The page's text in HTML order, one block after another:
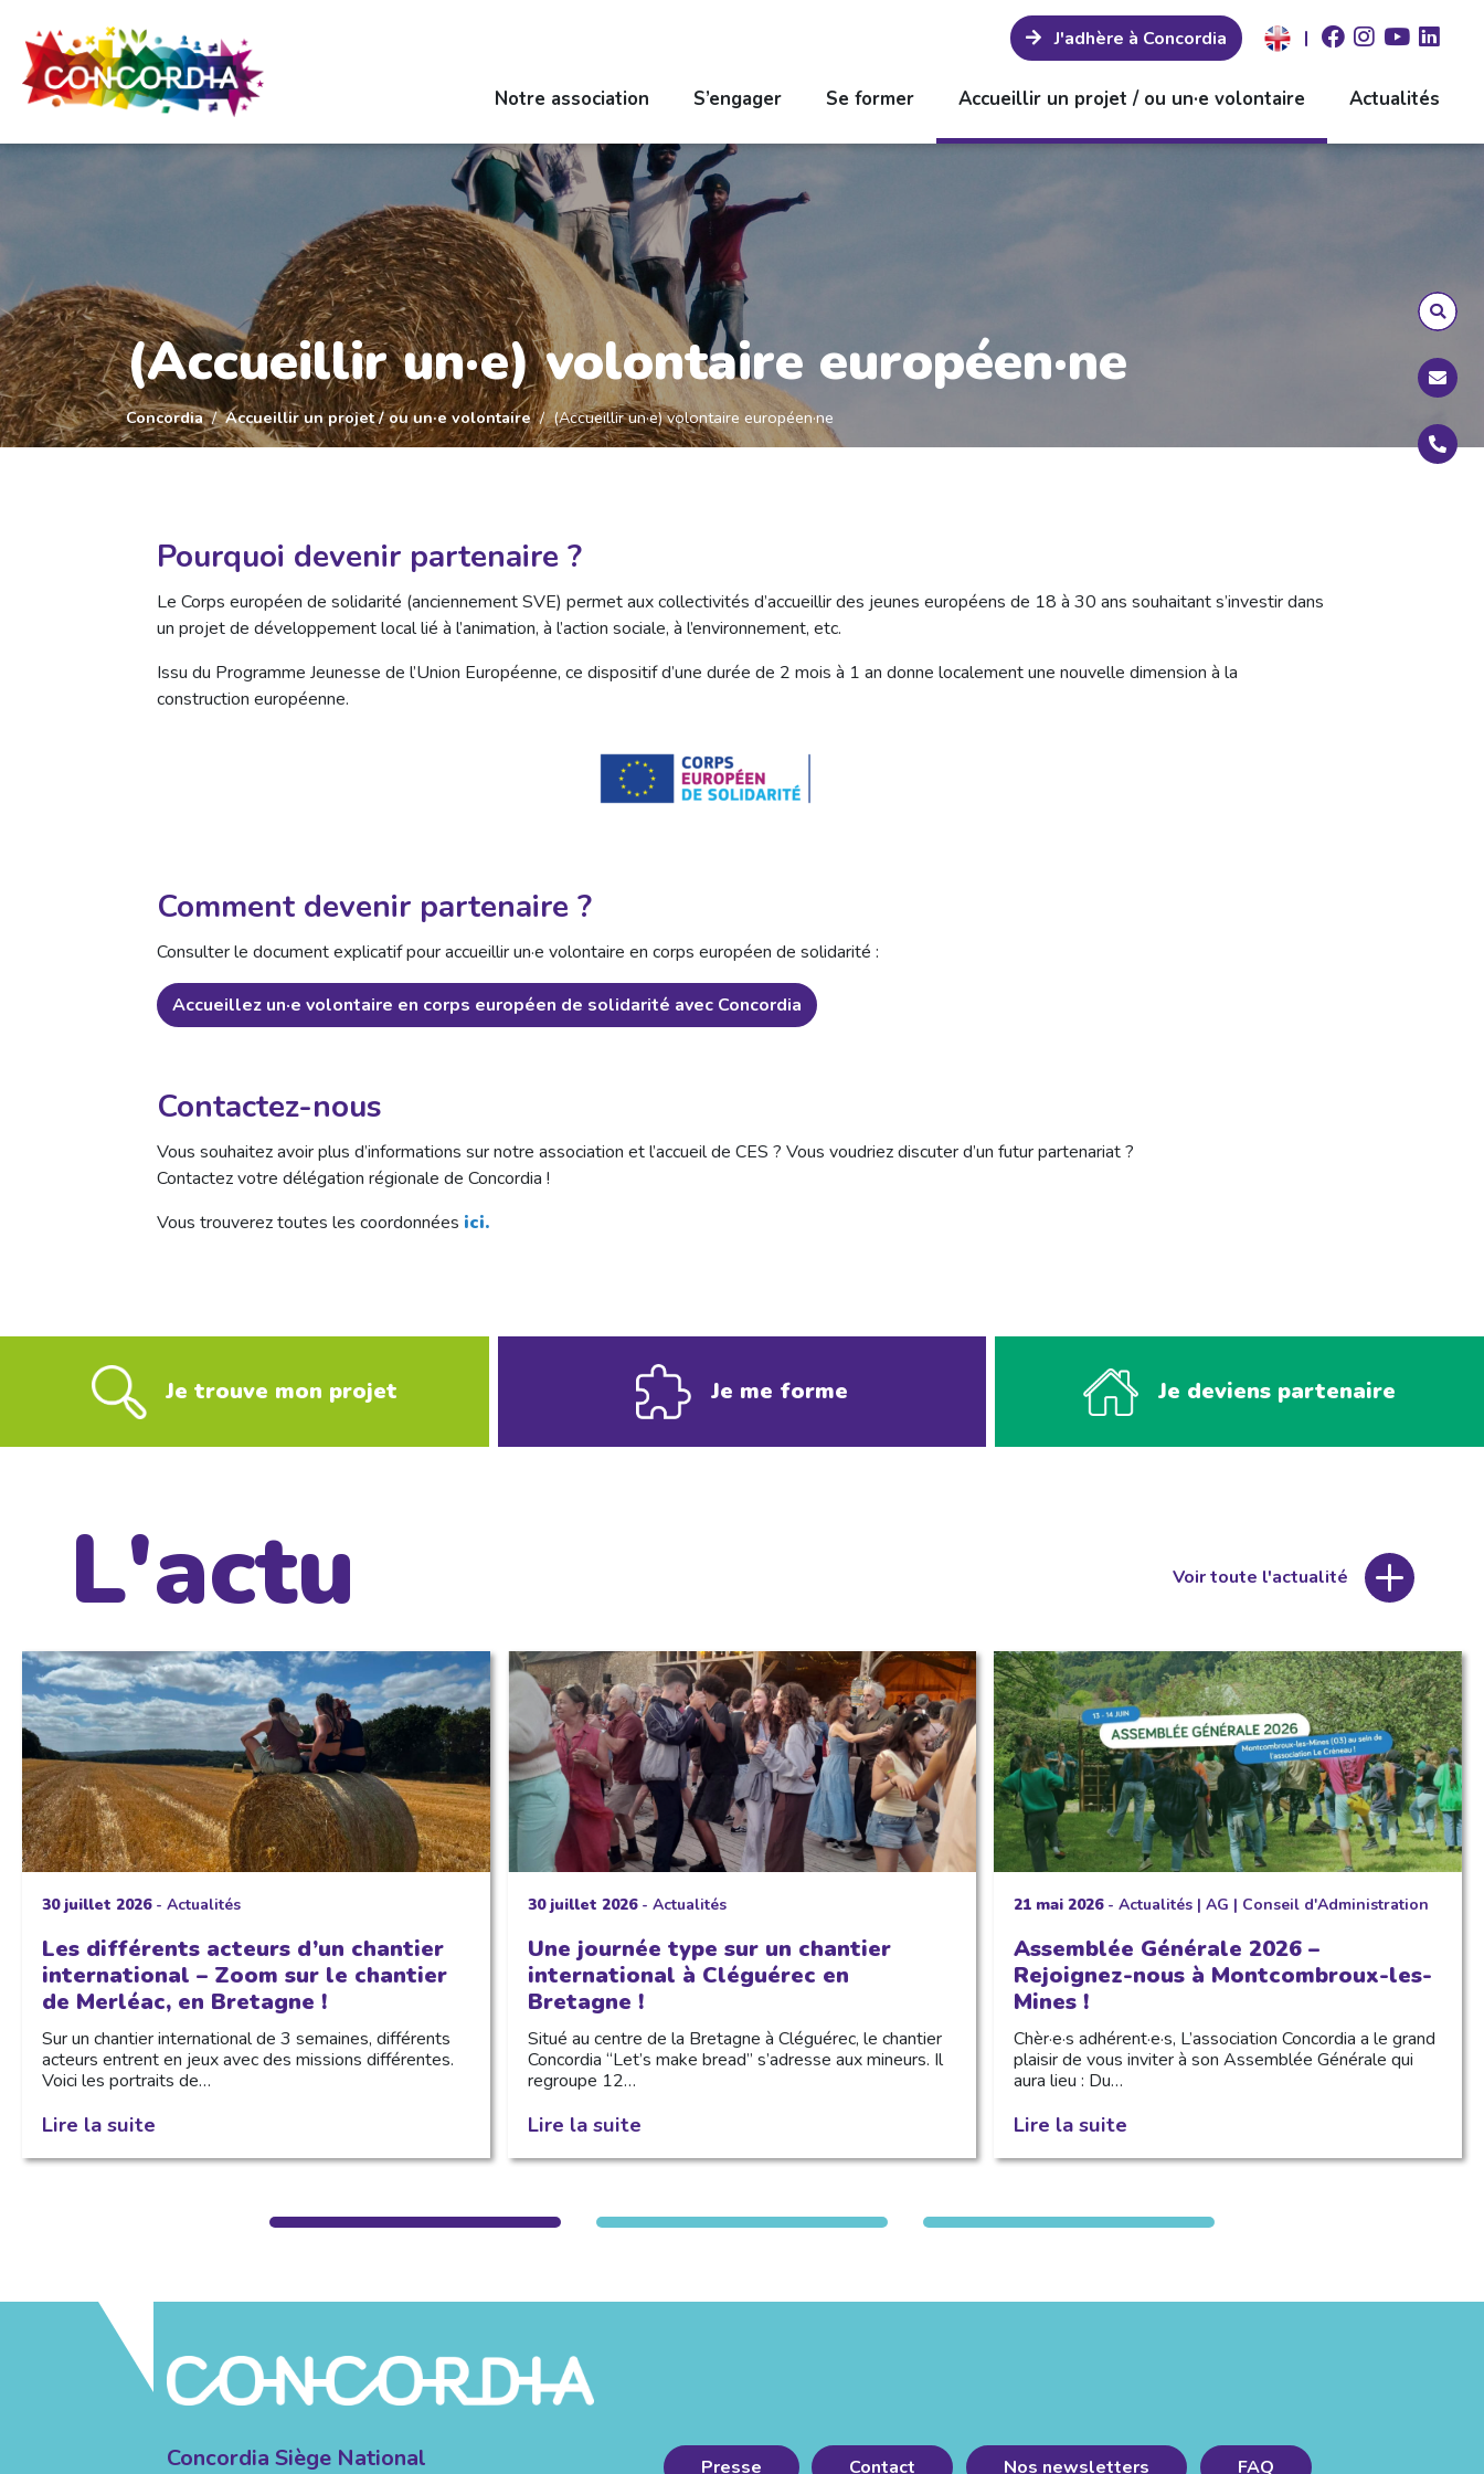
J'adhère à Concordia |
Notre association S’engager Se former Accueillir un projet / ou un·e volontaire Actualités
(Accueillir un·e) volontaire européen·ne
Concordia Accueillir un projet / ou un·e volontaire (Accueillir un·e) volontaire européen·ne
Pourquoi devenir partenaire ?
Le Corps européen de solidarité (anciennement SVE) permet aux collectivités d’accueillir des jeunes européens de 18 à 30 ans souhaitant s’investir dans
un projet de développement local lié à l’animation, à l’action sociale, à l’environnement, etc.
Issu du Programme Jeunesse de l’Union Européenne, ce dispositif d’une durée de 2 mois à 1 an donne localement une nouvelle dimension à la
construction européenne.
Comment devenir partenaire ?
Consulter le document explicatif pour accueillir un·e volontaire en corps européen de solidarité :
Accueillez un·e volontaire en corps européen de solidarité avec Concordia
Contactez-nous
Vous souhaitez avoir plus d’informations sur notre association et l’accueil de CES ? Vous voudriez discuter d’un futur partenariat ?
Contactez votre délégation régionale de Concordia !
Vous trouverez toutes les coordonnées ici.
Je trouve mon projet Je me forme Je deviens partenaire
L'actu Voir toute l'actualité
30 juillet 2026- Actualités
Les différents acteurs d’un chantier
international – Zoom sur le chantier
de Merléac, en Bretagne !
Sur un chantier international de 3 semaines, différents
acteurs entrent en jeux avec des missions différentes.
Voici les portraits de…
Lire la suite
30 juillet 2026- Actualités
Une journée type sur un chantier
international à Cléguérec en
Bretagne !
Situé au centre de la Bretagne à Cléguérec, le chantier
Concordia “Let’s make bread” s’adresse aux mineurs. Il
regroupe 12…
Lire la suite
21 mai 2026- Actualités| AG | Conseil d'Administration
Assemblée Générale 2026 –
Rejoignez-nous à Montcombroux-les-
Mines !
Chèr·e·s adhérent·e·s, L’association Concordia a le grand
plaisir de vous inviter à son Assemblée Générale qui
aura lieu : Du…
Lire la suite
Concordia Siège National Presse Contact Nos newsletters FAQ